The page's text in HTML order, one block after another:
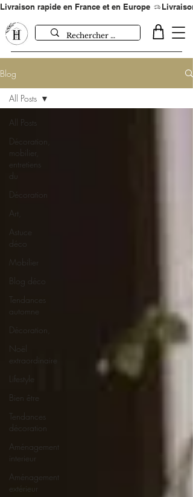
Livraison rapide en France et en Europe
Blog
All Posts
Décoration,
mobilier,
entretiens
du
Décoration
Art,
Astuce
déco
Mobilier
Blog déco
Tendances
automne
Décoration,
Noël
extraordinaire
Lifestyle
Bien être
Tendances
décoration
Aménagement
interieur
Aménagement
extérieur
All Posts